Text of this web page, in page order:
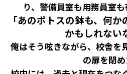
り、警備員室も用務員室も
「あのポトスの鉢も、何
かもしれない
俺はそう呟きながら、校舎を
の扉を閉め